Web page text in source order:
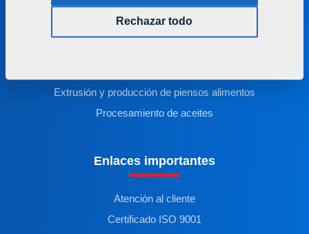
Procesamiento del suelo
Extrusión y producción de piensos alimentos
Procesamiento de aceites
Enlaces importantes
Atención al cliente
Certificado ISO 9001
Rechazar todo